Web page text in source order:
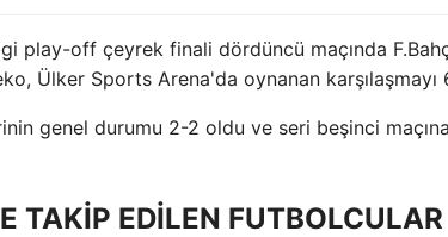
play-off çeyrek finali dördüncü maçında
Ülker Sports Arena'da oynanan
genel durumu 2-2 oldu ve seri beşinci
TAKİP EDİLEN FUTBOLCULAR